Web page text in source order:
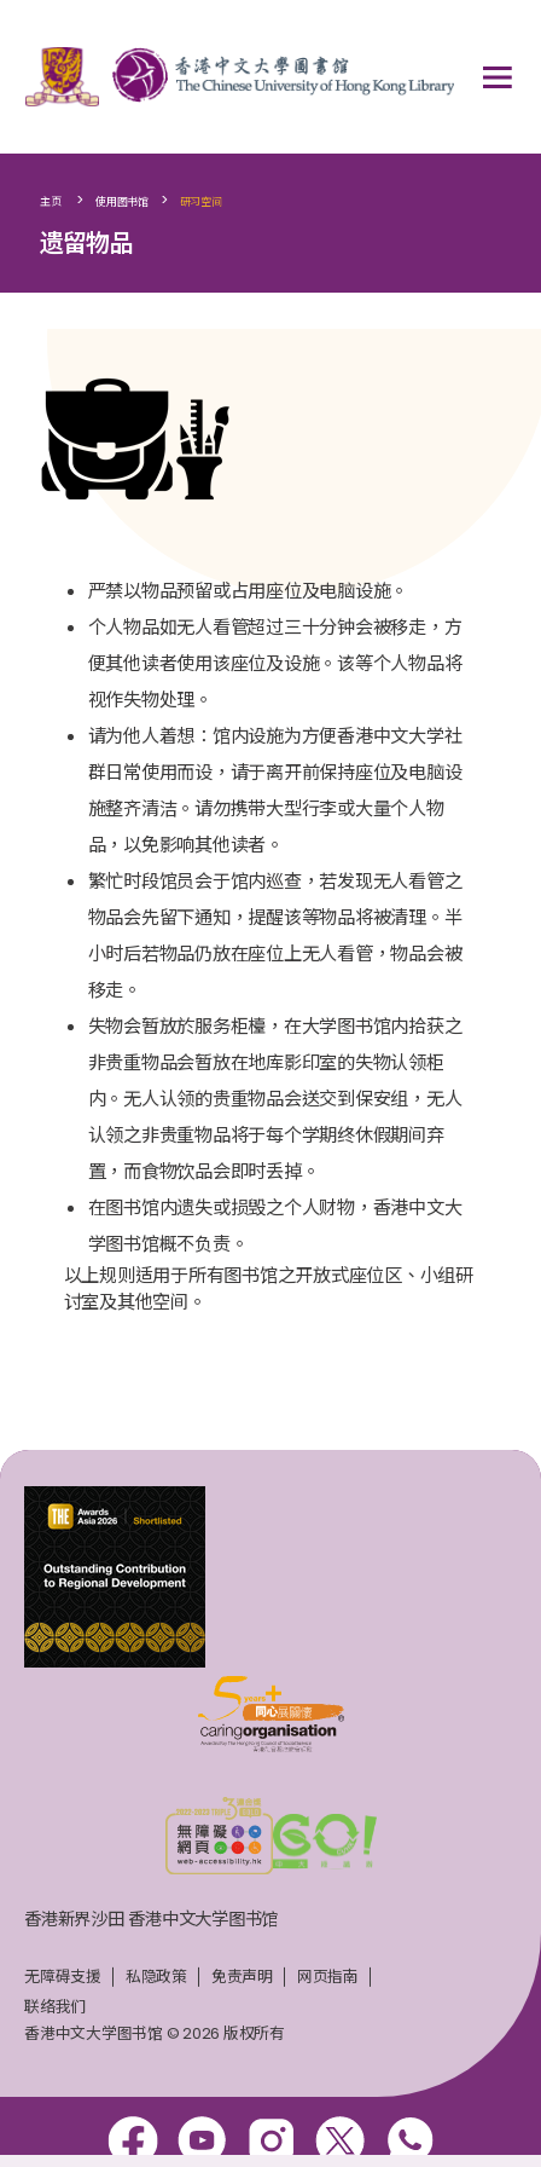
主页 > 使用图书馆 > 研习空间
遗留物品
严禁以物品预留或占用座位及电脑设施。
个人物品如无人看管超过三十分钟会被移走，方
便其他读者使用该座位及设施。该等个人物品将
视作失物处理。
请为他人着想：馆内设施为方便香港中文大学社
群日常使用而设，请于离开前保持座位及电脑设
施整齐清洁。请勿携带大型行李或大量个人物
品，以免影响其他读者。
繁忙时段馆员会于馆内巡查，若发现无人看管之
物品会先留下通知，提醒该等物品将被清理。半
小时后若物品仍放在座位上无人看管，物品会被
移走。
失物会暂放於服务柜檯，在大学图书馆内拾获之
非贵重物品会暂放在地库影印室的失物认领柜
内。无人认领的贵重物品会送交到保安组，无人
认领之非贵重物品将于每个学期终休假期间弃
置，而食物饮品会即时丢掉。
在图书馆内遗失或损毁之个人财物，香港中文大
学图书馆概不负责。
以上规则适用于所有图书馆之开放式座位区、小组研
讨室及其他空间。
香港新界沙田 香港中文大学图书馆
无障碍支援 私隐政策 免责声明
网页指南
联络我们
香港中文大学图书馆 © 2026 版权所有